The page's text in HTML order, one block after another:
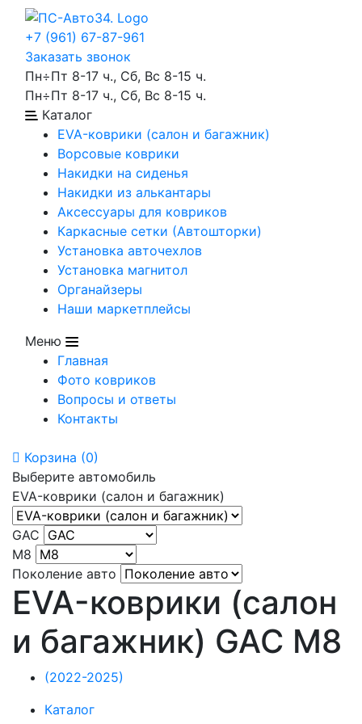
+7 (961) 67-87-961
Заказать звонок
Пн÷Пт 8-17 ч., Сб, Вс 8-15 ч.
Пн÷Пт 8-17 ч., Сб, Вс 8-15 ч.
Каталог
EVA-коврики (салон и багажник)
Ворсовые коврики
Накидки на сиденья
Накидки из алькантары
Аксессуары для ковриков
Каркасные сетки (Автошторки)
Установка авточехлов
Установка магнитол
Органайзеры
Наши маркетплейсы
Меню
Главная
Фото ковриков
Вопросы и ответы
Контакты
Корзина (0)
Выберите автомобиль
EVA-коврики (салон и багажник)
GAC
M8
Поколение авто
EVA-коврики (салон
и багажник) GAC M8
(2022-2025)
Каталог